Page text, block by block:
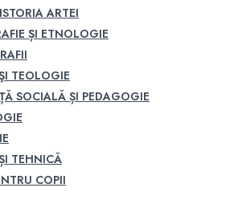
ARTEI
ȘI ETNOLOGIE
TEOLOGIE
SOCIALĂ ȘI PEDAGOGIE
TEHNICĂ
COPII